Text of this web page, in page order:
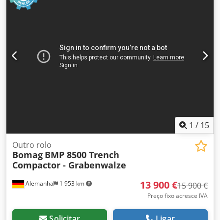
solicitação, podemos elaborar uma proposta de leasing ou
erros e venda prévia! Locação possível = Mais informações
= Crsdpfx Akozpdhzowef Para mais informações, entre em
contato com Tobias Ebert.
1 / 15
Alemanha 1 953 km
Outro rolo
Bomag BMP 8500 Trench
Compactor - Grabenwalze
13 900 €15 900 €
Preço fixo acresce IVA